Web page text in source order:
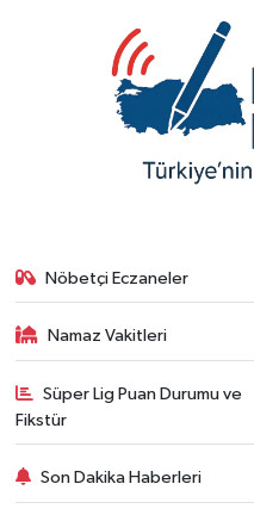
Nöbetçi Eczaneler
Namaz Vakitleri
Süper Lig Puan Durumu ve
Fikstür
Son Dakika Haberleri